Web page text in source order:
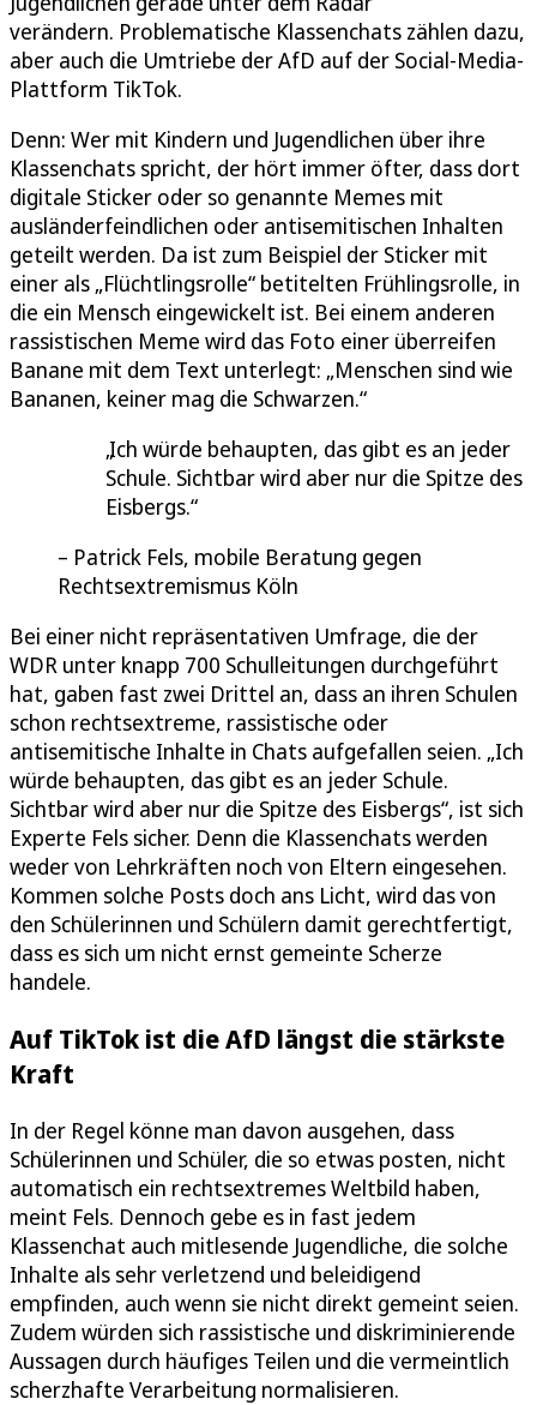
verändern. Problematische Klassenchats zählen dazu,
aber auch die Umtriebe der AfD auf der Social-Media-
Plattform TikTok.
Denn: Wer mit Kindern und Jugendlichen über ihre
Klassenchats spricht, der hört immer öfter, dass dort
digitale Sticker oder so genannte Memes mit
ausländerfeindlichen oder antisemitischen Inhalten
geteilt werden. Da ist zum Beispiel der Sticker mit
einer als „Flüchtlingsrolle“ betitelten Frühlingsrolle, in
die ein Mensch eingewickelt ist. Bei einem anderen
rassistischen Meme wird das Foto einer überreifen
Banane mit dem Text unterlegt: „Menschen sind wie
Bananen, keiner mag die Schwarzen.“
Ich würde behaupten, das gibt es an jeder
Schule. Sichtbar wird aber nur die Spitze des
Eisbergs.
Patrick Fels, mobile Beratung gegen
Rechtsextremismus Köln
Bei einer nicht repräsentativen Umfrage, die der
WDR unter knapp 700 Schulleitungen durchgeführt
hat, gaben fast zwei Drittel an, dass an ihren Schulen
schon rechtsextreme, rassistische oder
antisemitische Inhalte in Chats aufgefallen seien. „Ich
würde behaupten, das gibt es an jeder Schule.
Sichtbar wird aber nur die Spitze des Eisbergs“, ist sich
Experte Fels sicher. Denn die Klassenchats werden
weder von Lehrkräften noch von Eltern eingesehen.
Kommen solche Posts doch ans Licht, wird das von
den Schülerinnen und Schülern damit gerechtfertigt,
dass es sich um nicht ernst gemeinte Scherze
handele.
Auf TikTok ist die AfD längst die stärkste
Kraft
In der Regel könne man davon ausgehen, dass
Schülerinnen und Schüler, die so etwas posten, nicht
automatisch ein rechtsextremes Weltbild haben,
meint Fels. Dennoch gebe es in fast jedem
Klassenchat auch mitlesende Jugendliche, die solche
Inhalte als sehr verletzend und beleidigend
empfinden, auch wenn sie nicht direkt gemeint seien.
Zudem würden sich rassistische und diskriminierende
Aussagen durch häufiges Teilen und die vermeintlich
scherzhafte Verarbeitung normalisieren.